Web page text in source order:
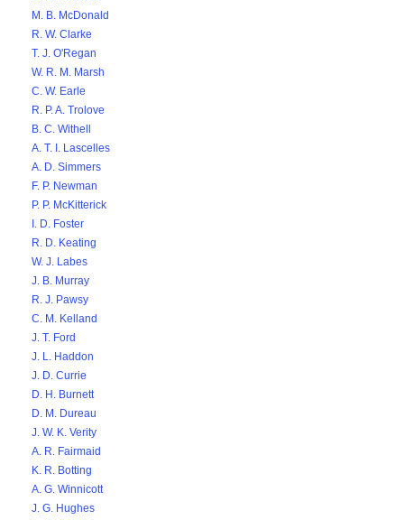
M. B. McDonald
R. W. Clarke
T. J. O'Regan
W. R. M. Marsh
C. W. Earle
R. P. A. Trolove
B. C. Withell
A. T. I. Lascelles
A. D. Simmers
F. P. Newman
P. P. McKitterick
I. D. Foster
R. D. Keating
W. J. Labes
J. B. Murray
R. J. Pawsy
C. M. Kelland
J. T. Ford
J. L. Haddon
J. D. Currie
D. H. Burnett
D. M. Dureau
J. W. K. Verity
A. R. Fairmaid
K. R. Botting
A. G. Winnicott
J. G. Hughes